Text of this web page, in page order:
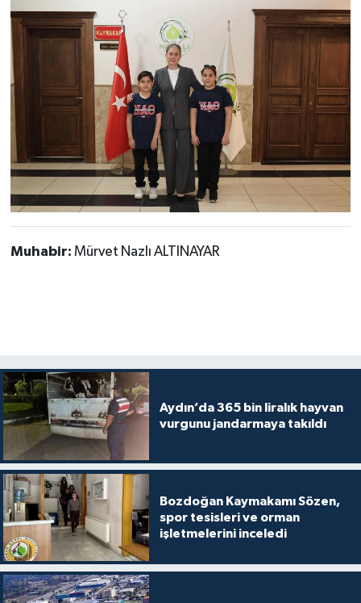
Muhabir: Mürvet Nazlı ALTINAYAR
Aydın’da 365 bin liralık hayvan
vurgunu jandarmaya takıldı
Bozdoğan Kaymakamı Sözen,
spor tesisleri ve orman
işletmelerini inceledi